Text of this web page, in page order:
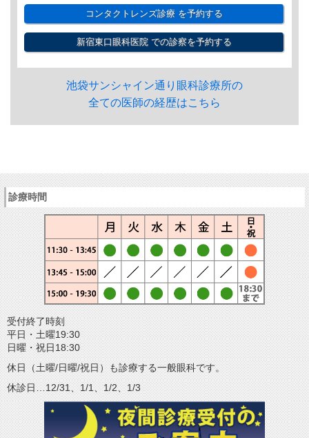
コンタクトレンズ診療を予約する
新宿東口眼科医院での診察を予約する
池袋サンシャイン通り眼科診療所の
全ての医師の経歴はこちら
診療時間
受付終了時刻
平日・土曜19:30
日曜・祝日18:30
休日（土曜/日曜/祝日）も診療する一般眼科です。
休診日…12/31、1/1、1/2、1/3